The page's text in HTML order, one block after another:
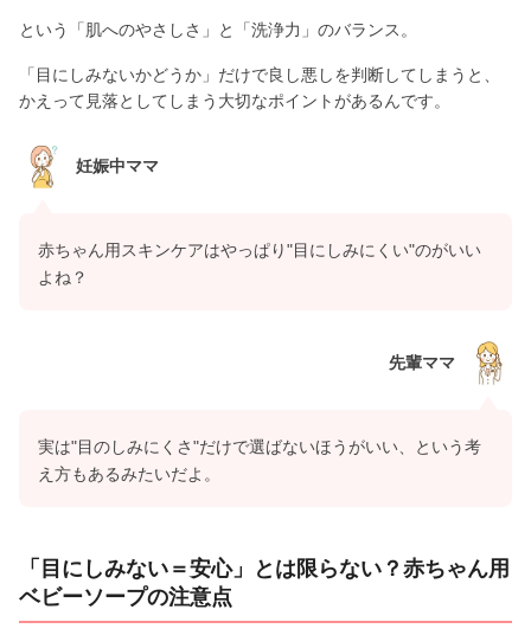
という「肌へのやさしさ」と「洗浄力」のバランス。
「目にしみないかどうか」だけで良し悪しを判断してしまうと、
かえって見落としてしまう大切なポイントがあるんです。
妊娠中ママ
赤ちゃん用スキンケアはやっぱり"目にしみにくい"のがいい
よね？
先輩ママ
実は"目のしみにくさ"だけで選ばないほうがいい、という考
え方もあるみたいだよ。
「目にしみない＝安心」とは限らない？赤ちゃん用
ベビーソープの注意点